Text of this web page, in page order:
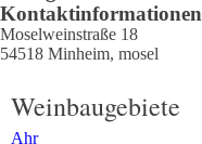
Kontaktinformationen
Moselweinstraße 18
54518 Minheim, mosel
Weinbaugebiete
Ahr